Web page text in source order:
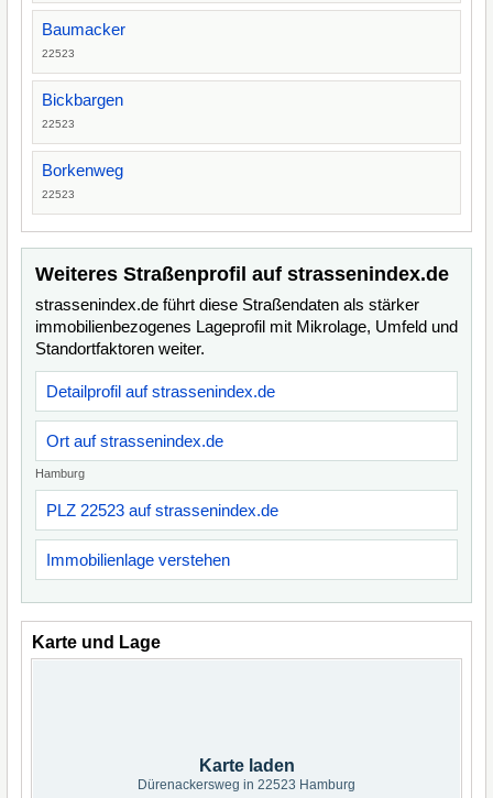
Baumacker
22523
Bickbargen
22523
Borkenweg
22523
Weiteres Straßenprofil auf strassenindex.de
strassenindex.de führt diese Straßendaten als stärker
immobilienbezogenes Lageprofil mit Mikrolage, Umfeld und
Standortfaktoren weiter.
Detailprofil auf strassenindex.de
Ort auf strassenindex.de
Hamburg
PLZ 22523 auf strassenindex.de
Immobilienlage verstehen
Karte und Lage
Karte laden
Dürenackersweg in 22523 Hamburg